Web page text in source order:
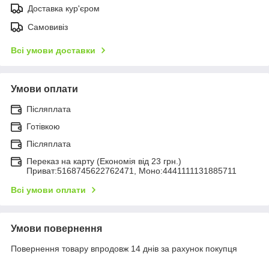
Доставка кур'єром
Самовивіз
Всі умови доставки
Умови оплати
Післяплата
Готівкою
Післяплата
Переказ на карту (Економія від 23 грн.)
Приват:5168745622762471, Моно:4441111131885711
Всі умови оплати
Умови повернення
Повернення товару впродовж 14 днів за рахунок покупця